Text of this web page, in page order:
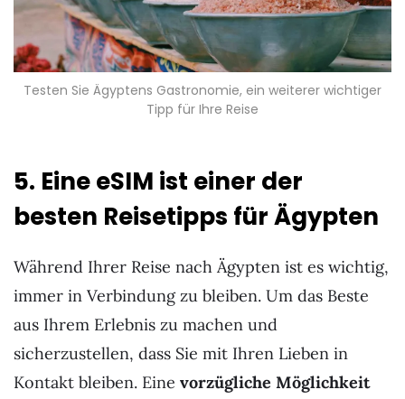
Testen Sie Ägyptens Gastronomie, ein weiterer wichtiger
Tipp für Ihre Reise
5. Eine eSIM ist einer der
besten Reisetipps für Ägypten
Während Ihrer Reise nach Ägypten ist es wichtig,
immer in Verbindung zu bleiben. Um das Beste
aus Ihrem Erlebnis zu machen und
sicherzustellen, dass Sie mit Ihren Lieben in
Kontakt bleiben. Eine vorzügliche Möglichkeit